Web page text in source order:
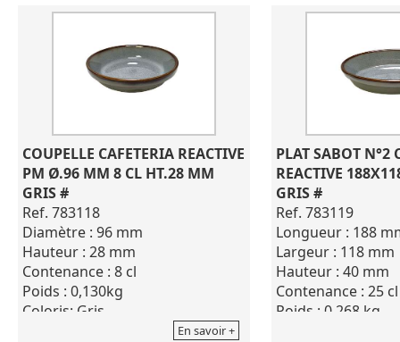
COUPELLE CAFETERIA REACTIVE
PM Ø.96 MM 8 CL HT.28 MM
GRIS #
Ref. 783118
Diamètre : 96 mm
Hauteur : 28 mm
Contenance : 8 cl
Poids : 0,130kg
Coloris: Gris
Gamme : cafétéria réactiveEn savoir +
PLAT SABOT N°2
REACTIVE
GRIS #
Ref. 783119
Longueur : 188
Largeur : 118 mm
Hauteur : 40 mm
Contenance : 25 cl
Poids : 0,268 kg